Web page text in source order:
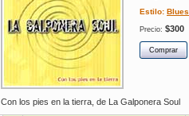
Estilo: Blues
Precio: $300
Con los pies en la tierra, de La Galponera Soul